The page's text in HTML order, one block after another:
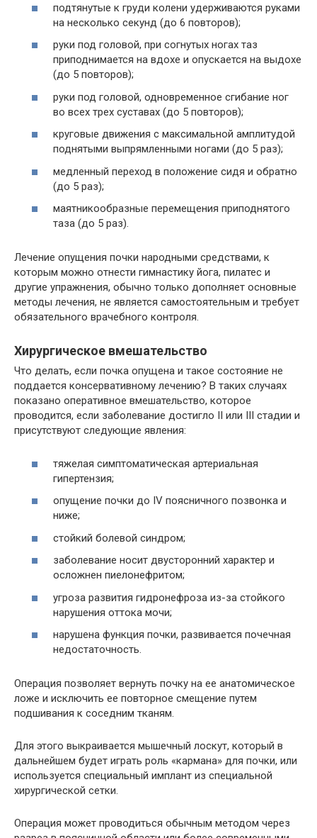
подтянутые к груди колени удерживаются руками
на несколько секунд (до 6 повторов);
руки под головой, при согнутых ногах таз
приподнимается на вдохе и опускается на выдохе
(до 5 повторов);
руки под головой, одновременное сгибание ног
во всех трех суставах (до 5 повторов);
круговые движения с максимальной амплитудой
поднятыми выпрямленными ногами (до 5 раз);
медленный переход в положение сидя и обратно
(до 5 раз);
маятникообразные перемещения приподнятого
таза (до 5 раз).
Лечение опущения почки народными средствами, к
которым можно отнести гимнастику йога, пилатес и
другие упражнения, обычно только дополняет основные
методы лечения, не является самостоятельным и требует
обязательного врачебного контроля.
Хирургическое вмешательство
Что делать, если почка опущена и такое состояние не
поддается консервативному лечению? В таких случаях
показано оперативное вмешательство, которое
проводится, если заболевание достигло II или III стадии и
присутствуют следующие явления:
тяжелая симптоматическая артериальная
гипертензия;
опущение почки до IV поясничного позвонка и
ниже;
стойкий болевой синдром;
заболевание носит двусторонний характер и
осложнен пиелонефритом;
угроза развития гидронефроза из-за стойкого
нарушения оттока мочи;
нарушена функция почки, развивается почечная
недостаточность.
Операция позволяет вернуть почку на ее анатомическое
ложе и исключить ее повторное смещение путем
подшивания к соседним тканям.
Для этого выкраивается мышечный лоскут, который в
дальнейшем будет играть роль «кармана» для почки, или
используется специальный имплант из специальной
хирургической сетки.
Операция может проводиться обычным методом через